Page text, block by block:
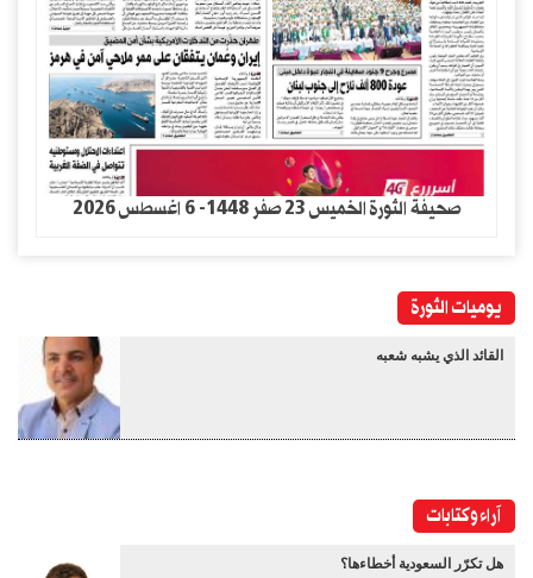
صحيفة الثورة الخميس 23 صفر 1448- 6 اغسطس 2026
يوميات الثورة
القائد الذي يشبه شعبه
آراء وكتابات
هل تكرّر السعودية أخطاءها؟